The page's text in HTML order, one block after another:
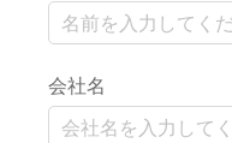
会社名